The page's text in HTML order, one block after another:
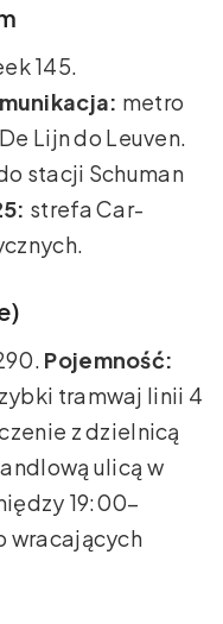
145.
metro
Lijn do Leuven.
stacji Schuman
strefa Car-
Pojemność:
tramwaj linii 4
z dzielnicą
ulicą w
19:00–
wracających